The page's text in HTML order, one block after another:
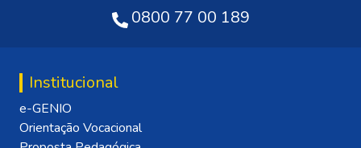
0800 77 00 189
Institucional
e-GENIO
Orientação Vocacional